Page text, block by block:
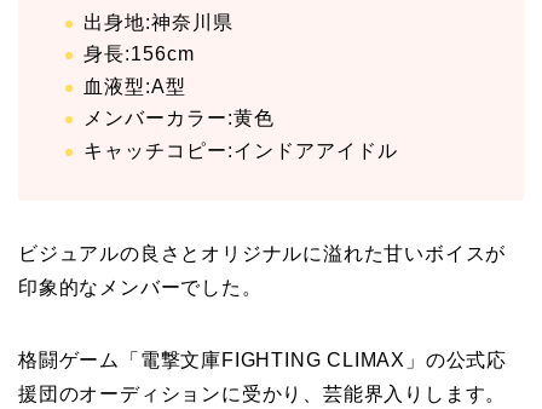
出身地:神奈川県
身長:156cm
血液型:A型
メンバーカラー:黄色
キャッチコピー:インドアアイドル
ビジュアルの良さとオリジナルに溢れた甘いボイスが
印象的なメンバーでした。
格闘ゲーム「電撃文庫FIGHTING CLIMAX」の公式応
援団のオーディションに受かり、芸能界入りします。